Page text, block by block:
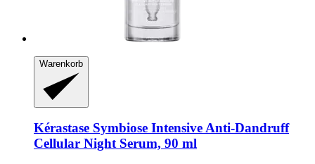
Warenkorb
Kérastase Symbiose Intensive Anti-​Dandruff
Cellular Night Serum, 90 ml